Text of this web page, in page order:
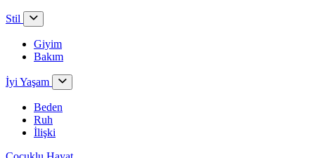
Stil
Giyim
Bakım
İyi Yaşam
Beden
Ruh
İlişki